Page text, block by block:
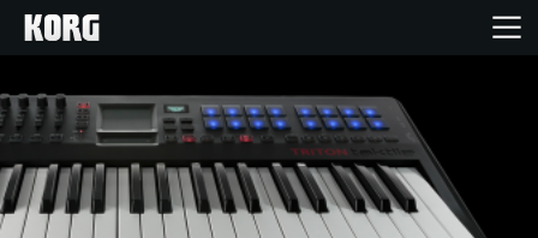
Inicio
Productos